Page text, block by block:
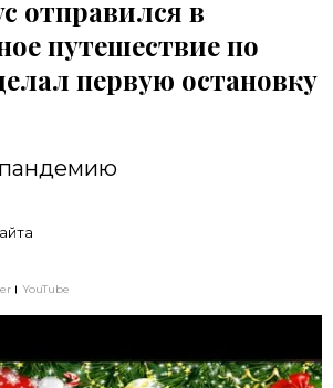
отправился в
путешествие по
первую остановку
YouTube